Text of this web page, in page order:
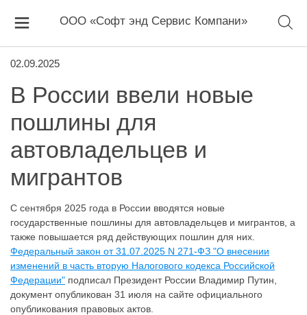
ООО «Софт энд Сервис Компани»
02.09.2025
В России ввели новые
пошлины для
автовладельцев и
мигрантов
С сентября 2025 года в России вводятся новые
государственные пошлины для автовладельцев и мигрантов, а
также повышается ряд действующих пошлин для них.
Федеральный закон от 31.07.2025 N 271-ФЗ "О внесении
изменений в часть вторую Налогового кодекса Российской
Федерации" подписал Президент России Владимир Путин,
документ опубликован 31 июля на сайте официального
опубликования правовых актов.